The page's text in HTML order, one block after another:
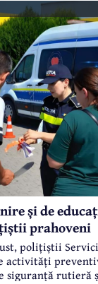
și de
prahoveni
polițiștii
activități
siguranță rutieră